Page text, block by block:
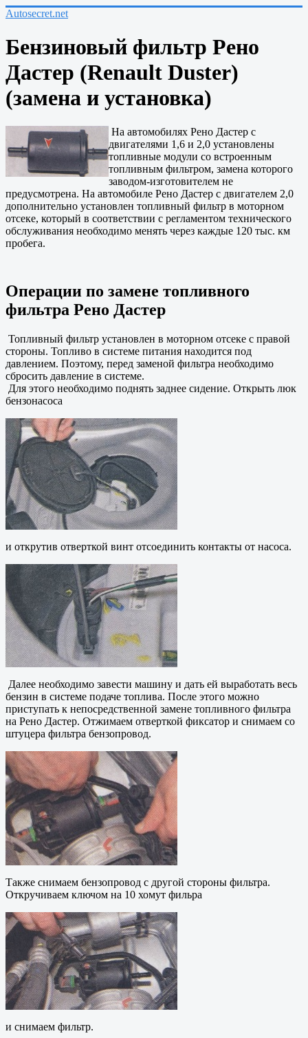
Autosecret.net
Бензиновый фильтр Рено
Дастер (Renault Duster)
(замена и установка)
На автомобилях Рено Дастер с
двигателями 1,6 и 2,0 установлены
топливные модули со встроенным
топливным фильтром, замена которого
заводом-изготовителем не
предусмотрена. На автомобиле Рено Дастер с двигателем 2,0
дополнительно установлен топливный фильтр в моторном
отсеке, который в соответствии с регламентом технического
обслуживания необходимо менять через каждые 120 тыс. км
пробега.
Операции по замене топливного
фильтра Рено Дастер
Топливный фильтр установлен в моторном отсеке с правой
стороны. Топливо в системе питания находится под
давлением. Поэтому, перед заменой фильтра необходимо
сбросить давление в системе.
Для этого необходимо поднять заднее сидение. Открыть люк
бензонасоса
и открутив отверткой винт отсоединить контакты от насоса.
Далее необходимо завести машину и дать ей выработать весь
бензин в системе подаче топлива. После этого можно
приступать к непосредственной замене топливного фильтра
на Рено Дастер. Отжимаем отверткой фиксатор и снимаем со
штуцера фильтра бензопровод.
Также снимаем бензопровод с другой стороны фильтра.
Откручиваем ключом на 10 хомут фильра
и снимаем фильтр.